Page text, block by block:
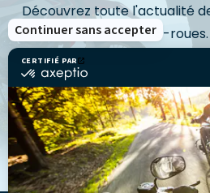
CERTIFIÉ PAR
certifié
Axeptio
-
En
savoir
plus
sur
Axeptio
Continuer sans accepter
Découvrez toute l'actualité
3-roues.
VOIR LES